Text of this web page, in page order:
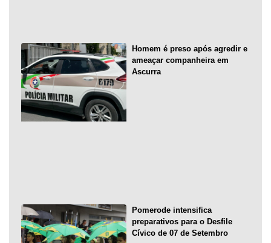
Homem é preso após agredir e
ameaçar companheira em
Ascurra
Pomerode intensifica
preparativos para o Desfile
Cívico de 07 de Setembro